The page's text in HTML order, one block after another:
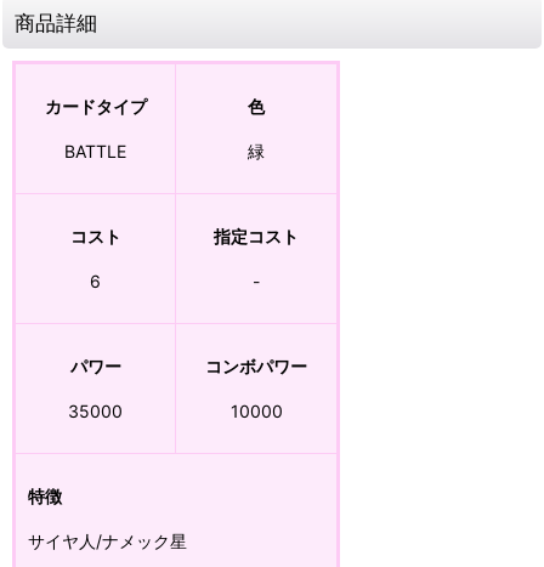
商品詳細
カードタイプ
BATTLE
色
緑
コスト
6
指定コスト
-
パワー
35000
コンボパワー
10000
特徴
サイヤ人/ナメック星